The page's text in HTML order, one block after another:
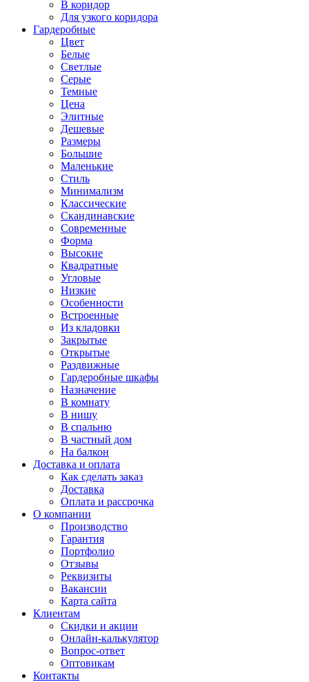
В коридор
Для узкого коридора
Гардеробные
Цвет
Белые
Светлые
Серые
Темные
Цена
Элитные
Дешевые
Размеры
Большие
Маленькие
Стиль
Минимализм
Классические
Скандинавские
Современные
Форма
Высокие
Квадратные
Угловые
Низкие
Особенности
Встроенные
Из кладовки
Закрытые
Открытые
Раздвижные
Гардеробные шкафы
Назначение
В комнату
В нишу
В спальню
В частный дом
На балкон
Доставка и оплата
Как сделать заказ
Доставка
Оплата и рассрочка
О компании
Производство
Гарантия
Портфолио
Отзывы
Реквизиты
Вакансии
Карта сайта
Клиентам
Скидки и акции
Онлайн-калькулятор
Вопрос-ответ
Оптовикам
Контакты